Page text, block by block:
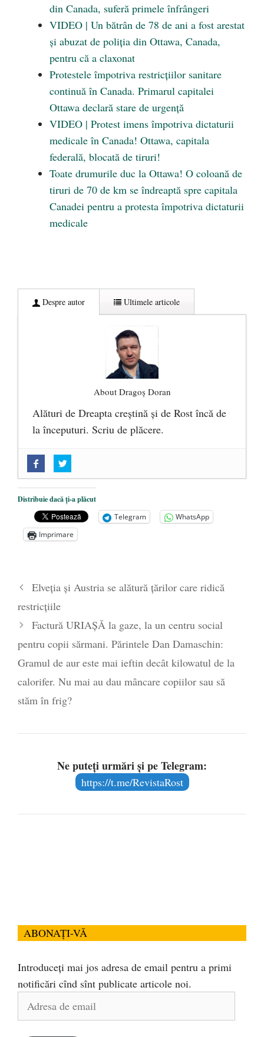
din Canada, suferă primele înfrângeri
VIDEO | Un bătrân de 78 de ani a fost arestat
și abuzat de poliția din Ottawa, Canada,
pentru că a claxonat
Protestele împotriva restricțiilor sanitare
continuă în Canada. Primarul capitalei
Ottawa declară stare de urgenţă
VIDEO | Protest imens împotriva dictaturii
medicale în Canada! Ottawa, capitala
federală, blocată de tiruri!
Toate drumurile duc la Ottawa! O coloană de
tiruri de 70 de km se îndreaptă spre capitala
Canadei pentru a protesta împotriva dictaturii
medicale
Despre autor Ultimele articole
About Dragoș Doran
Alături de Dreapta creștină și de Rost încă de
la începuturi. Scriu de plăcere.
„Acum nu e momentul”
O nouă autostradă distruge pădurea
amazoniană, pentru summitul climatic
COP30 - 14 martie 2025
Alegeri controlate
Distribuie dacă ți-a plăcut
Telegram
WhatsApp
Imprimare
Elveția și Austria se alătură țărilor care ridică
restricțiile
Factură URIAȘĂ la gaze, la un centru social
pentru copii sărmani. Părintele Dan Damaschin:
Gramul de aur este mai ieftin decât kilowatul de la
calorifer. Nu mai au dau mâncare copiilor sau să
stăm în frig?
Ne puteți urmări și pe Telegram:
https://t.me/RevistaRost
ABONAȚI-VĂ
Introduceți mai jos adresa de email pentru a primi
notificări cînd sînt publicate articole noi.
Adresa